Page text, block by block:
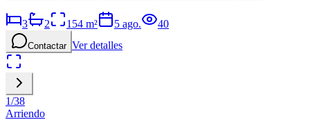
3 2 154 m² 5 ago. 40
Contactar Ver detalles
1/38
Arriendo